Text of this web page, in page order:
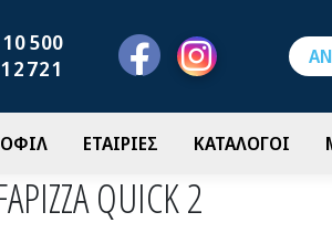
500
ΕΤΑΙΡΙΕΣ ΚΑΤΑΛΟΓΟΙ
QUICK 2